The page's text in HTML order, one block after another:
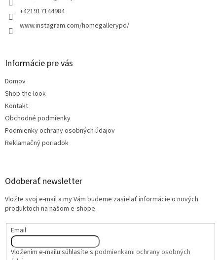
+421917144984
www.instagram.com/homegallerypd/
Informácie pre vás
Domov
Shop the look
Kontakt
Obchodné podmienky
Podmienky ochrany osobných údajov
Reklamačný poriadok
Odoberať newsletter
Vložte svoj e-mail a my Vám budeme zasielať informácie o nových
produktoch na našom e-shope.
Email
Vložením e-mailu súhlasíte s podmienkami ochrany osobných